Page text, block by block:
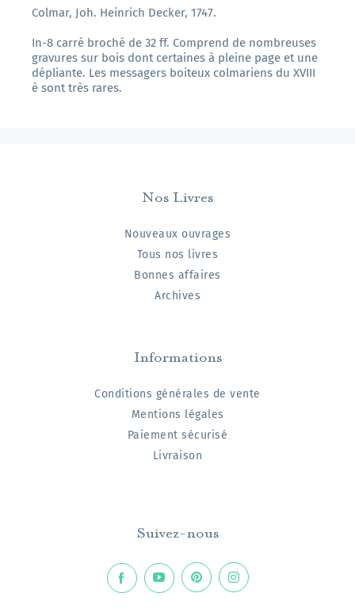
Colmar, Joh. Heinrich Decker, 1747.
In-8 carré broché de 32 ff. Comprend de nombreuses
gravures sur bois dont certaines à pleine page et une
dépliante. Les messagers boiteux colmariens du XVIII
è sont très rares.
Nos Livres
Nouveaux ouvrages
Tous nos livres
Bonnes affaires
Archives
Informations
Conditions générales de vente
Mentions légales
Paiement sécurisé
Livraison
Suivez-nous